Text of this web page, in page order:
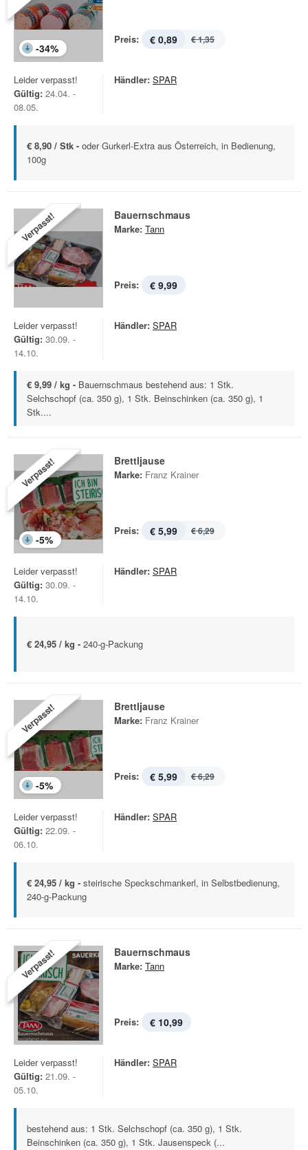
-34%
Preis: € 0,89 € 1,35
Leider verpasst!
Gültig: 24.04. -
08.05.
Händler: SPAR
€ 8,90 / Stk - oder Gurkerl-Extra aus Österreich, in Bedienung,
100g
Verpasst! Bauernschmaus
Marke: Tann
Preis: € 9,99
Leider verpasst!
Gültig: 30.09. -
14.10.
Händler: SPAR
€ 9,99 / kg - Bauernschmaus bestehend aus: 1 Stk.
Selchschopf (ca. 350 g), 1 Stk. Beinschinken (ca. 350 g), 1
Stk....
Verpasst!
-5%
Brettljause
Marke: Franz Krainer
Preis: € 5,99 € 6,29
Leider verpasst!
Gültig: 30.09. -
14.10.
Händler: SPAR
€ 24,95 / kg - 240-g-Packung
Verpasst!
-5%
Brettljause
Marke: Franz Krainer
Preis: € 5,99 € 6,29
Leider verpasst!
Gültig: 22.09. -
06.10.
Händler: SPAR
€ 24,95 / kg - steirische Speckschmankerl, in Selbstbedienung,
240-g-Packung
Verpasst! Bauernschmaus
Marke: Tann
Preis: € 10,99
Leider verpasst!
Gültig: 21.09. -
05.10.
Händler: SPAR
bestehend aus: 1 Stk. Selchschopf (ca. 350 g), 1 Stk.
Beinschinken (ca. 350 g), 1 Stk. Jausenspeck (...